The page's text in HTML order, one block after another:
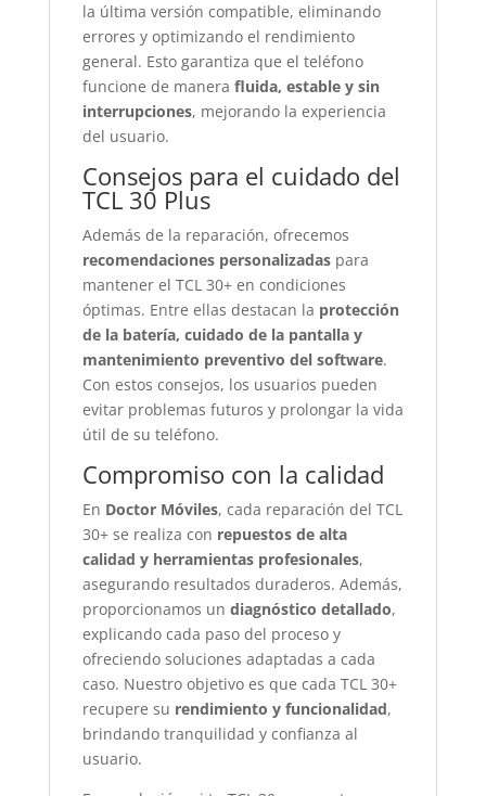
la última versión compatible, eliminando
errores y optimizando el rendimiento
general. Esto garantiza que el teléfono
funcione de manera fluida, estable y sin
interrupciones, mejorando la experiencia
del usuario.
Consejos para el cuidado del
TCL 30 Plus
Además de la reparación, ofrecemos
recomendaciones personalizadaspara
mantener el TCL 30+ en condiciones
óptimas. Entre ellas destacan la protección
de la batería, cuidado de la pantalla y
mantenimiento preventivo del software.
Con estos consejos, los usuarios pueden
evitar problemas futuros y prolongar la vida
útil de su teléfono.
Compromiso con la calidad
En Doctor Móviles, cada reparación del TCL
30+ se realiza con repuestos de alta
calidad y herramientas profesionales,
asegurando resultados duraderos. Además,
proporcionamos un diagnóstico detallado,
explicando cada paso del proceso y
ofreciendo soluciones adaptadas a cada
caso. Nuestro objetivo es que cada TCL 30+
recupere su rendimiento y funcionalidad,
brindando tranquilidad y confianza al
usuario.